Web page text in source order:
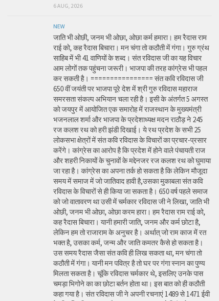
6 AUG, 2026
NEW
जाति भी ओछी, जनम भी ओछा, ओछा कर्म हमारा। हम रैदास राम
राई को, कह रैदास बिचारा। मन चंगा तो कठौती में गंगा। गुरु ग्रंथ
साहिब में भी 41 वाणियों के शब्द। संत रविदास जी का यह विचार
आम लोगों तक पहुंचना जरूरी। भाजपा की तरह कांग्रेस भी पहल
कर सकती है। ================ संत कवि रविदास जी
650 वीं जयंती पर भाजपा पूरे देश में श्री गुरु रविदास महाराज
समरसता संकल्प अभियान चला रही है। इसी के अंतर्गत 5 अगस्त
को जयपुर में आयोजित एक समारोह में राजस्थान के मुख्यमंत्री
भजनलाल शर्मा और भाजपा के प्रदेशाध्यक्ष मदन राठौड़ ने 245
रज कलश रथ को हरी झंडी दिखाई। ये रथ प्रदेश के सभी 25
लोकसभा क्षेत्रों में संत कवि रविदास के विचारों का प्रचार-प्रसार
करेंगे। कांग्रेस का आरोप है कि प्रदेश में होने वाले पंचायती राज
और शहरी निकायों के चुनावों के मद्देनजर रज कलश रथ को घुमाया
जा रहा है। कांग्रेस का अपना तर्क हो सकता है कि लेकिन मौजूदा
समय में समाज में जो जातिवाद हावी है,उसका मुकाबला संत कवि
रविदास के विचारों से ही किया जा सकता है। 650 वर्ष पहले समाज
को जो वातावरण था उसी में चर्मकार रविदास जी ने लिखा, जाति भी
ओछी, जनम भी ओछा, ओछा करम हारा। हम रैदास राम राई को,
कह रैदास बिचारा। यानी हमारी जाति, जनम और कर्म छोटा है,
लेकिन हम तो राजाराम के अनुचर है। अर्थात् जो राम काज में रत
भक्त है, उसका कर्म, जन्म और जाति कमतर कैसे हो सकता है।
उस समय रैदास जैसा संत कवि ही लिख सकता था, मन चंगा तो
कठौती में गंगा। यानी मन पवित्र है तो घर पर गंगा स्नान का पुण्य
मिलता सकता है। चूंकि रविदास चर्मकार थे, इसलिए उनके पास
चमड़ा भिगोने का का छोटा बर्तन होता था। इस बात को ही कठौती
कहा गया है। संत रविदास जी ने अपनी रचनाएं 1489 से 1471 ईवी